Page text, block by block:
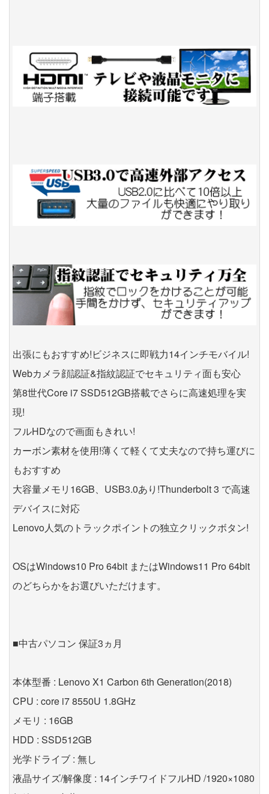
出張にもおすすめ!ビジネスに即戦力14インチモバイル!
Webカメラ顔認証&指紋認証でセキュリティ面も安心
第8世代Core i7 SSD512GB搭載でさらに高速処理を実
現!
フルHDなので画面もきれい!
カーボン素材を使用!薄くて軽くて丈夫なので持ち運びに
もおすすめ
大容量メモリ16GB、USB3.0あり!Thunderbolt 3 で高速
デバイスに対応
Lenovo人気のトラックポイントの独立クリックボタン!
OSはWindows10 Pro 64bit またはWindows11 Pro 64bit
のどちらかをお選びいただけます。
■中古パソコン 保証3ヵ月
本体型番 : Lenovo X1 Carbon 6th Generation(2018)
CPU : core i7 8550U 1.8GHz
メモリ : 16GB
HDD : SSD512GB
光学ドライブ : 無し
液晶サイズ/解像度 : 14インチワイドフルHD /1920×1080